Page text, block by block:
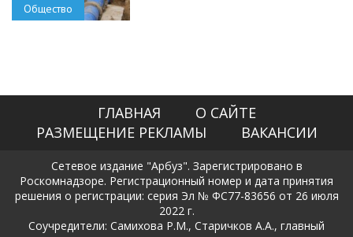
Общество
ГЛАВНАЯ
О САЙТЕ
РАЗМЕЩЕНИЕ РЕКЛАМЫ
ВАКАНСИИ
Сетевое издание "Арбуз". Зарегистрировано в
Роскомнадзоре. Регистрационный номер и дата принятия
решения о регистрации: серия Эл № ФС77-83656 от 26 июля
2022 г.
Соучредители: Самихова Р.М., Старичков А.А., главный